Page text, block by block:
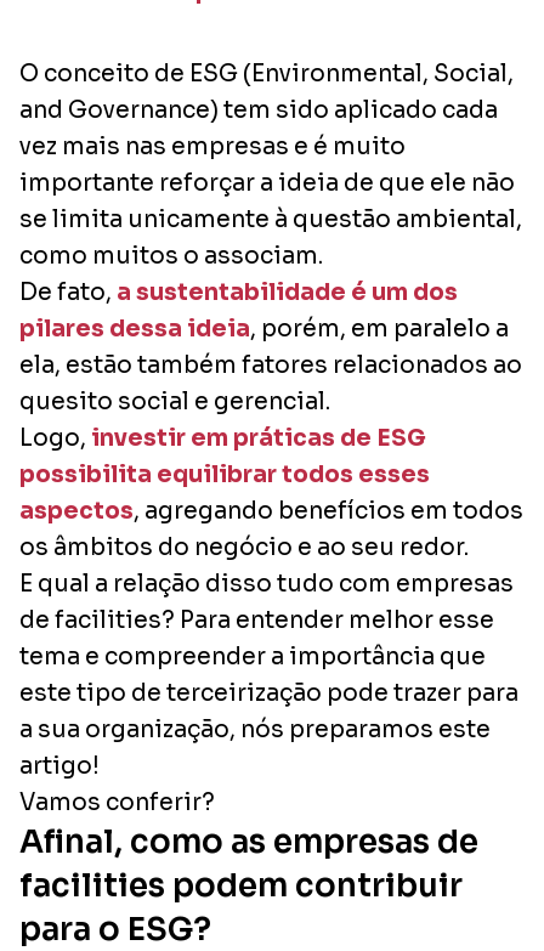
O conceito de ESG (Environmental, Social,
and Governance) tem sido aplicado cada
vez mais nas empresas e é muito
importante reforçar a ideia de que ele não
se limita unicamente à questão ambiental,
como muitos o associam.
De fato, a sustentabilidade é um dos
pilares dessa ideia, porém, em paralelo a
ela, estão também fatores relacionados ao
quesito social e gerencial.
Logo, investir em práticas de ESG
possibilita equilibrar todos esses
aspectos, agregando benefícios em todos
os âmbitos do negócio e ao seu redor.
E qual a relação disso tudo com empresas
de facilities? Para entender melhor esse
tema e compreender a importância que
este tipo de terceirização pode trazer para
a sua organização, nós preparamos este
artigo!
Vamos conferir?
Afinal, como as empresas de
facilities podem contribuir
para o ESG?